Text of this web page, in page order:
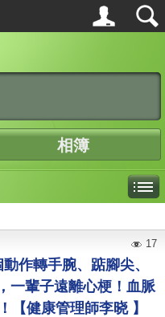
相簿
作轉手腕、踮腳尖、
一輩子遠離心梗！血脈
【健康管理師李晓 】
17